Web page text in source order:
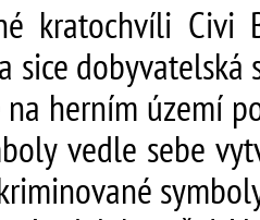
kratochvíli
sice
na herním území
vedle sebe